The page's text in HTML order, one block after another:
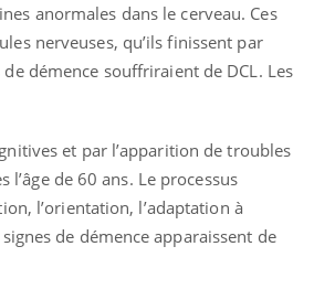
anormales dans le cerveau. Ces
nerveuses, qu’ils finissent par
démence souffriraient de DCL. Les
et par l’apparition de troubles
de 60 ans. Le processus
l’orientation, l’adaptation à
de démence apparaissent de